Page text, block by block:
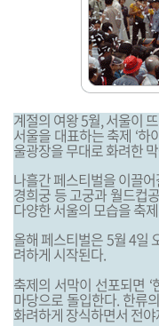
계절의 여왕 5월, 서울이
서울을 대표하는 축제 ‘
울광장을 무대로 화려한
나흘간 페스티벌을 이끌
경희궁 등 고궁과 월드컵
다양한 서울의 모습을 축
올해 페스티벌은 5월 4일
려하게 시작된다.
축제의 서막이 선포되면
마당으로 돌입한다. 한류
화려하게 장식하면서 전